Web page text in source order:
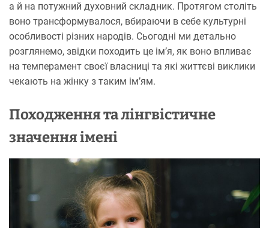
а й на потужний духовний складник. Протягом століть
воно трансформувалося, вбираючи в себе культурні
особливості різних народів. Сьогодні ми детально
розглянемо, звідки походить це ім’я, як воно впливає
на темперамент своєї власниці та які життєві виклики
чекають на жінку з таким ім’ям.
Походження та лінгвістичне
значення імені